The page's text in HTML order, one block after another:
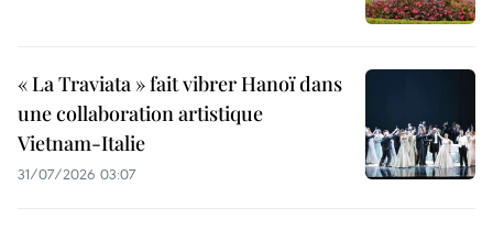
« La Traviata » fait vibrer Hanoï dans
une collaboration artistique
Vietnam-Italie
31/07/2026 03:07